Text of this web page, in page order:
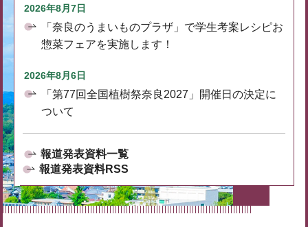
2026年8月7日
「奈良のうまいものプラザ」で学生考案レシピお
惣菜フェアを実施します！
2026年8月6日
「第77回全国植樹祭奈良2027」開催日の決定に
ついて
報道発表資料一覧
報道発表資料RSS